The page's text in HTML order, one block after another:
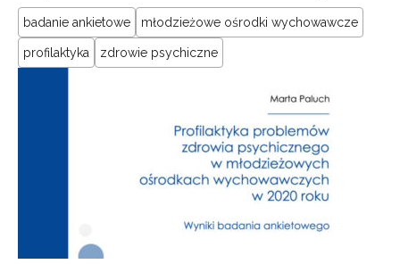
badanie ankietowe młodzieżowe ośrodki wychowawcze
profilaktyka zdrowie psychiczne